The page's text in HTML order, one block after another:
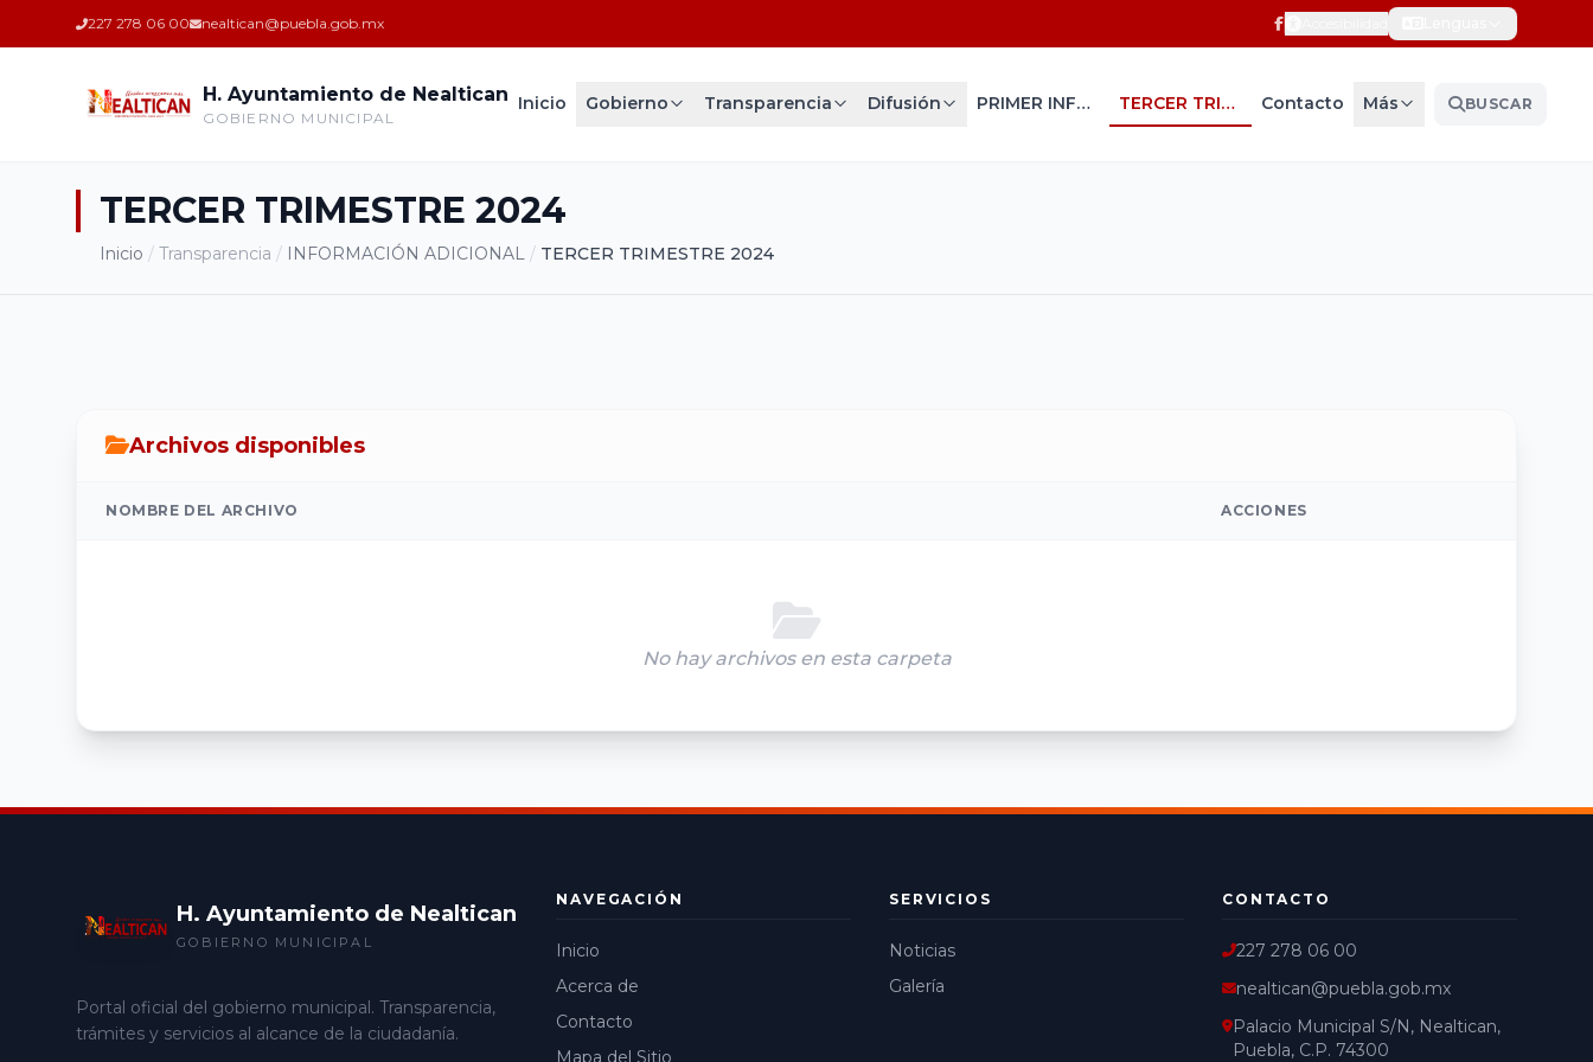
227 278 06 00 nealtican@puebla.gob.mx
H. Ayuntamiento de Nealtican
GOBIERNO MUNICIPAL
Inicio Gobierno Transparencia Difusión PRIMER INFORME DE GO... TERCER TRIMESTRE 202... Contacto Más BUSCAR
TERCER TRIMESTRE 2024
Inicio / Transparencia / INFORMACIÓN ADICIONAL / TERCER TRIMESTRE 2024
Archivos disponibles
NOMBRE DEL ARCHIVO ACCIONES
No hay archivos en esta carpeta
H. Ayuntamiento de Nealtican
GOBIERNO MUNICIPAL
Portal oficial del gobierno municipal. Transparencia,
trámites y servicios al alcance de la ciudadanía.
NAVEGACIÓN
Inicio
Acerca de
Contacto
Mapa del Sitio
SERVICIOS
Noticias
Galería
CONTACTO
227 278 06 00
nealtican@puebla.gob.mx
Palacio Municipal S/N, Nealtican,
Puebla, C.P. 74300